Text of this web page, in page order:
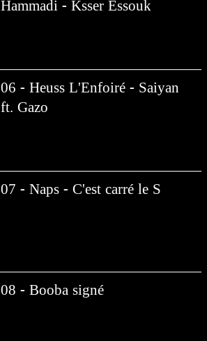
Hammadi - Ksser Essouk
06 - Heuss L'Enfoiré - Saiyan
ft. Gazo
07 - Naps - C'est carré le S
08 - Booba signé